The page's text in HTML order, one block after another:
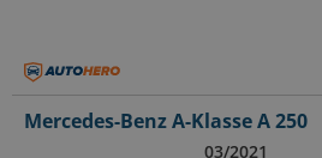
Mercedes-Benz A-Klasse A 250
03/2021